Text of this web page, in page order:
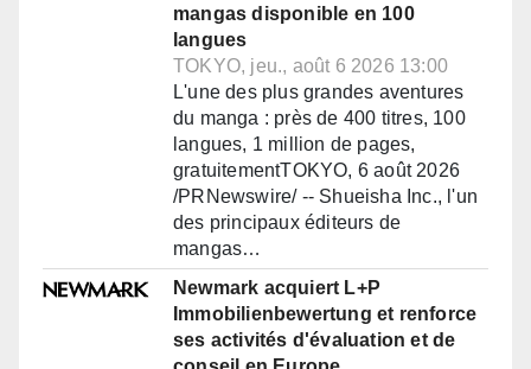
mangas disponible en 100
langues
TOKYO, jeu., août 6 2026 13:00
L'une des plus grandes aventures
du manga : près de 400 titres, 100
langues, 1 million de pages,
gratuitementTOKYO, 6 août 2026
/PRNewswire/ -- Shueisha Inc., l'un
des principaux éditeurs de
mangas…
Newmark acquiert L+P
Immobilienbewertung et renforce
ses activités d'évaluation et de